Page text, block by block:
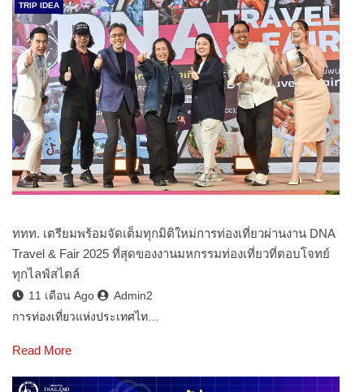
TRIP IDEA
ททท. เตรียมพร้อมจัดเต็มทุกมิติใหม่การท่องเที่ยวผ่านงาน DNA
Travel & Fair 2025 ที่สุดของงานมหกรรมท่องเที่ยวที่ตอบโจทย์
ทุกไลฟ์สไตล์
11 เดือน Ago
Admin2
การท่องเที่ยวแห่งประเทศไท…
Read More